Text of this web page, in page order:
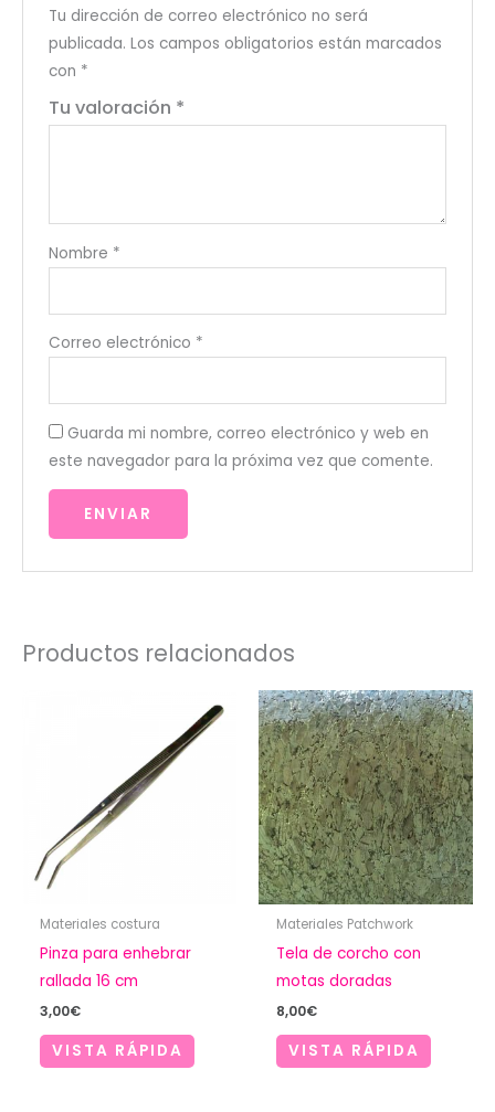
Tu dirección de correo electrónico no será
publicada. Los campos obligatorios están marcados
con *
Tu valoración *
Nombre *
Correo electrónico *
Guarda mi nombre, correo electrónico y web en
este navegador para la próxima vez que comente.
Productos relacionados
Materiales costura
Pinza para enhebrar
rallada 16 cm
3,00€
VISTA RÁPIDA
Materiales Patchwork
Tela de corcho con
motas doradas
8,00€
VISTA RÁPIDA